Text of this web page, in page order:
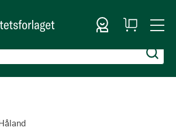
Sign In
My
Cart